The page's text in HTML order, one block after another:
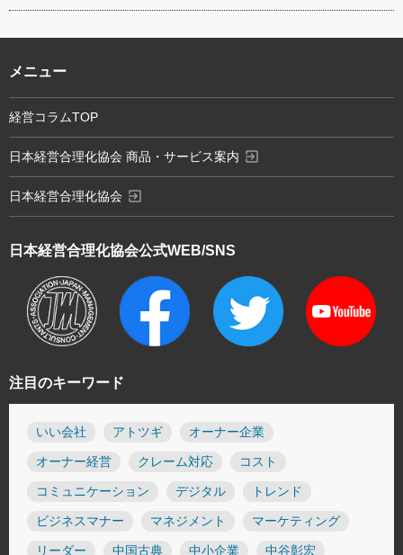
注目のキーワード
いい会社 アトツギ オーナー企業
オーナー経営 クレーム対応 コスト
コミュニケーション デジタル トレンド
ビジネスマナー マネジメント マーケティング
リーダー 中国古典 中小企業 中谷彰宏
日本経営合理化協会公式WEB/SNS
メニュー
経営コラムTOP
日本経営合理化協会 商品・サービス案内 exit_to_app
日本経営合理化協会 exit_to_app